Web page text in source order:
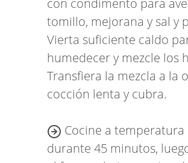
medio. Cocine la cebolla,
los champiñones y el
mantequilla, revolviendo
frecuencia.
Coloque las verduras
tazón grande para
con condimento para